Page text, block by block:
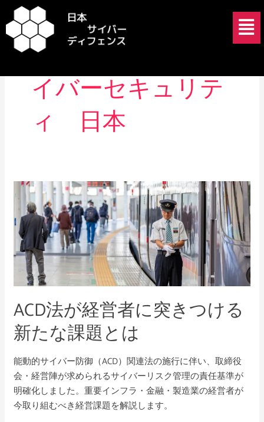
容
を
ッ
メ
ニ
ュ
重要インフラ サ
イバーセキュリテ
ィ 日本
ACD法が経営者に突きつける
新たな課題とは
能動的サイバー防御（ACD）関連法の施行に伴い、取締役
会・経営陣が求められるサイバーリスク管理の責任基準が
明確化しました。重要インフラ・金融・製造業の経営者が
今取り組むべき経営課題を解説します。
ACD
法
が
経
営
者
に
突
き
つ
け
新
た
な
課